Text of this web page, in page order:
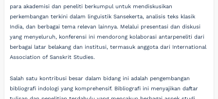
para akademisi dan peneliti berkumpul untuk mendiskusikan
perkembangan terkini dalam linguistik Sansekerta, analisis teks klasik
India, dan berbagai tema relevan lainnya. Melalui presentasi dan diskusi
yang menyeluruh, konferensi ini mendorong kolaborasi antarpeneliti dari
berbagai latar belakang dan institusi, termasuk anggota dari International
Association of Sanskrit Studies.
Salah satu kontribusi besar dalam bidang ini adalah pengembangan
bibliografi indologi yang komprehensif. Bibliografi ini menyajikan daftar